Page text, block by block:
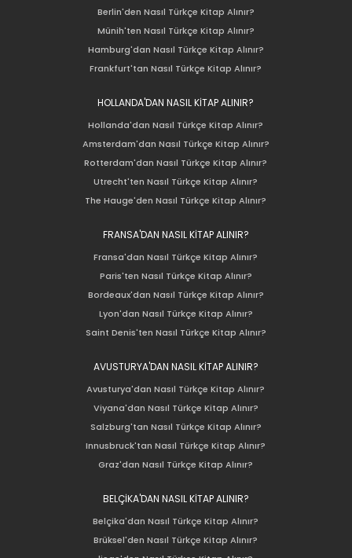
Berlin'den Nasıl Türkçe Kitap Alınır?
Münih'ten Nasıl Türkçe Kitap Alınır?
Hamburg'dan Nasıl Türkçe Kitap Alınır?
Frankfurt'tan Nasıl Türkçe Kitap Alınır?
HOLLANDA'DAN NASIL KİTAP ALINIR?
Hollanda'dan Nasıl Türkçe Kitap Alınır?
Amsterdam'dan Nasıl Türkçe Kitap Alınır?
Rotterdam'dan Nasıl Türkçe Kitap Alınır?
Utrecht'ten Nasıl Türkçe Kitap Alınır?
The Hauge'den Nasıl Türkçe Kitap Alınır?
FRANSA'DAN NASIL KİTAP ALINIR?
Fransa'dan Nasıl Türkçe Kitap Alınır?
Paris'ten Nasıl Türkçe Kitap Alınır?
Bordeaux'dan Nasıl Türkçe Kitap Alınır?
Lyon'dan Nasıl Türkçe Kitap Alınır?
Saint Denis'ten Nasıl Türkçe Kitap Alınır?
AVUSTURYA'DAN NASIL KİTAP ALINIR?
Avusturya'dan Nasıl Türkçe Kitap Alınır?
Viyana'dan Nasıl Türkçe Kitap Alınır?
Salzburg'tan Nasıl Türkçe Kitap Alınır?
Innusbruck'tan Nasıl Türkçe Kitap Alınır?
Graz'dan Nasıl Türkçe Kitap Alınır?
BELÇİKA'DAN NASIL KİTAP ALINIR?
Belçika'dan Nasıl Türkçe Kitap Alınır?
Brüksel'den Nasıl Türkçe Kitap Alınır?